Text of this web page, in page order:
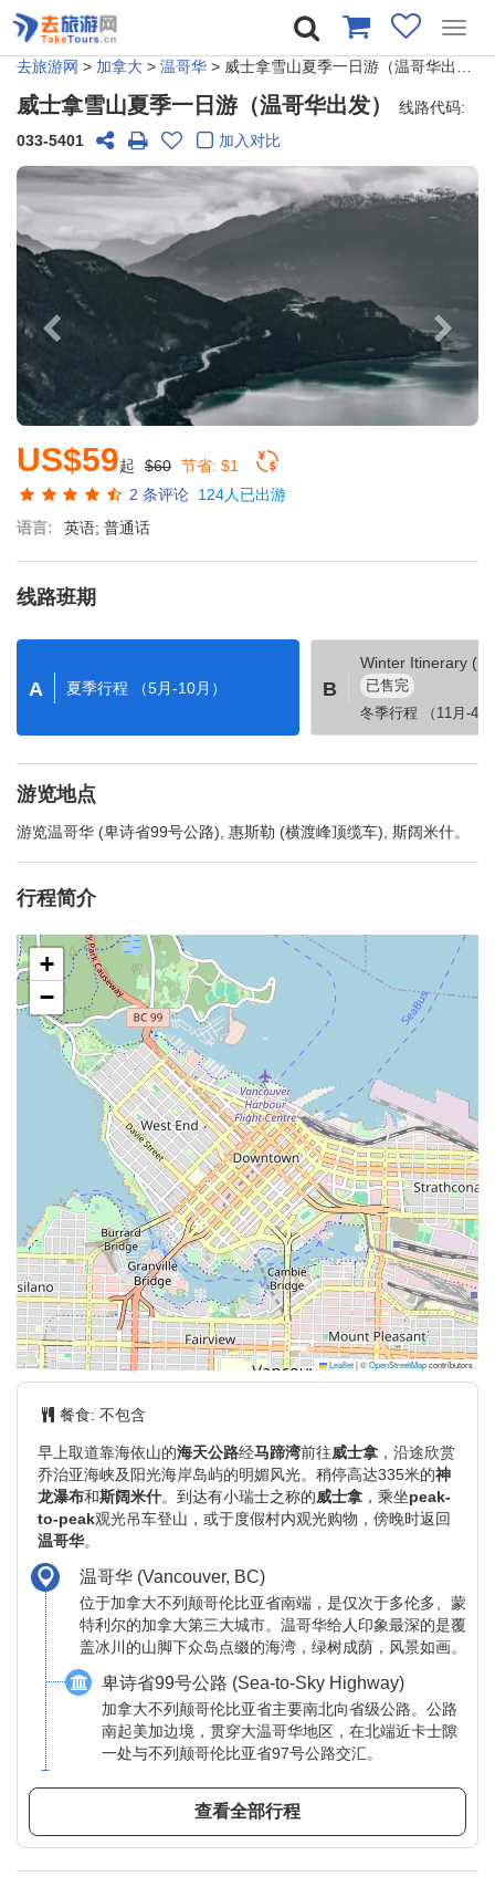
去旅游网 > 加拿大 > 温哥华 > 威士拿雪山夏季一日游（温哥华出发）
威士拿雪山夏季一日游（温哥华出发）
线路代码:
033-5401
加入对比
US$59起 $60 节省: $1
2 条评论 124人已出游
语言:
英语; 普通话
线路班期
A 夏季行程 （5月-10月） B
Winter Itinerary
已售完
冬季行程 （11月-4
游览地点
游览温哥华 (卑诗省99号公路), 惠斯勒 (横渡峰顶缆车), 斯阔米什。
行程简介
+
−
Leaflet|©OpenStreetMapcontributors
餐食: 不包含
早上取道靠海依山的海天公路经马蹄湾前往威士拿 ，沿途欣赏
乔治亚海峡及阳光海岸岛屿的明媚风光。稍停高达335米的神
龙瀑布和斯阔米什。到达有小瑞士之称的威士拿 ，乘坐peak-
to-peak观光吊车登山，或于度假村内观光购物，傍晚时返回
温哥华。
温哥华 (Vancouver, BC)
位于加拿大不列颠哥伦比亚省南端，是仅次于多伦多、蒙
特利尔的加拿大第三大城市。温哥华给人印象最深的是覆
盖冰川的山脚下众岛点缀的海湾，绿树成荫，风景如画。
卑诗省99号公路 (Sea-to-Sky Highway)
加拿大不列颠哥伦比亚省主要南北向省级公路。公路
南起美加边境，贯穿大温哥华地区，在北端近卡士隙
一处与不列颠哥伦比亚省97号公路交汇。
斯阔米什 (Squamish, BC)
斯阔米什坐落在温哥华以北、惠斯勒以南，位于海天公路
(Sea-to-Sky Highway，又被称为99号公路)上，在此可以
体验到丰富的探险活动，因此享有加拿大户外休闲之都的
美誉。
查看全部行程